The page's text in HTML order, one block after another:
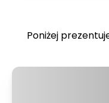
Poniżej